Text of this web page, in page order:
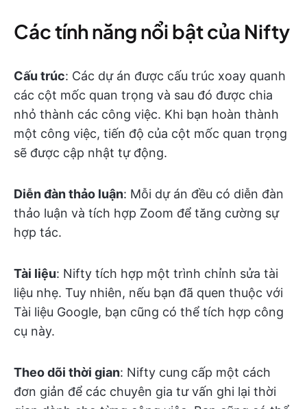
Các tính năng nổi bật của Nifty
Cấu trúc: Các dự án được cấu trúc xoay quanh
các cột mốc quan trọng và sau đó được chia
nhỏ thành các công việc. Khi bạn hoàn thành
một công việc, tiến độ của cột mốc quan trọng
sẽ được cập nhật tự động.
Diễn đàn thảo luận: Mỗi dự án đều có diễn đàn
thảo luận và tích hợp Zoom để tăng cường sự
hợp tác.
Tài liệu: Nifty tích hợp một trình chỉnh sửa tài
liệu nhẹ. Tuy nhiên, nếu bạn đã quen thuộc với
Tài liệu Google, bạn cũng có thể tích hợp công
cụ này.
Theo dõi thời gian: Nifty cung cấp một cách
đơn giản để các chuyên gia tư vấn ghi lại thời